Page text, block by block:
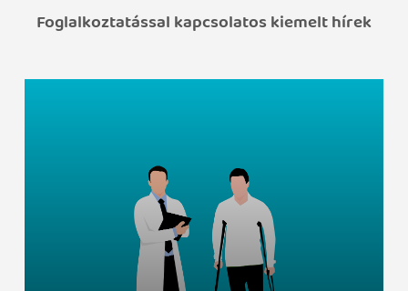
Foglalkoztatással kapcsolatos kiemelt hírek